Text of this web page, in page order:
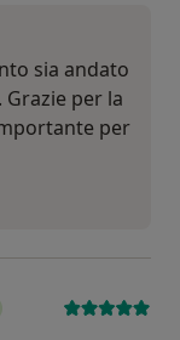
sia andato
per la
per